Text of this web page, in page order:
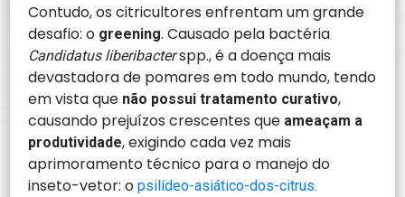
Contudo, os citricultores enfrentam um grande
desafio: o greening. Causado pela bactéria
Candidatus liberibacterspp., é a doença mais
devastadora de pomares em todo mundo, tendo
em vista que não possui tratamento curativo,
causando prejuízos crescentes que ameaçam a
produtividade, exigindo cada vez mais
aprimoramento técnico para o manejo do
inseto-vetor: opsilídeo-asiático-dos-citrus.